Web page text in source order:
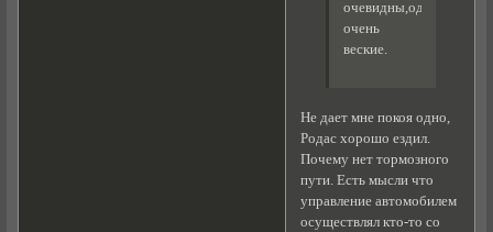
очевидны,однако
очень
веские.
Не дает мне покоя одно,
Родас хорошо ездил.
Почему нет тормозного
пути. Есть мысли что
управление автомобилем
осуществлял кто-то со